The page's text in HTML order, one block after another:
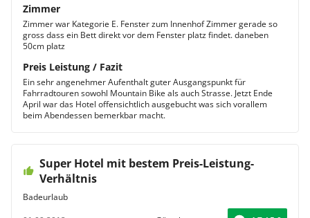
Zimmer
Zimmer war Kategorie E. Fenster zum Innenhof Zimmer gerade so
gross dass ein Bett direkt vor dem Fenster platz findet. daneben
50cm platz
Preis Leistung / Fazit
Ein sehr angenehmer Aufenthalt guter Ausgangspunkt für
Fahrradtouren sowohl Mountain Bike als auch Strasse. Jetzt Ende
April war das Hotel offensichtlich ausgebucht was sich vorallem
beim Abendessen bemerkbar macht.
Super Hotel mit bestem Preis-Leistung-
Verhältnis
Badeurlaub